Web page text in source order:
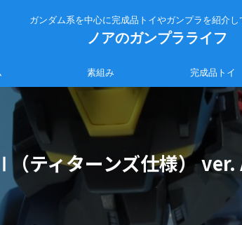
ガンダム系を中心に完成品トイやガンプラを紹介し
ノアのガンプラライフ
素組み 完成品トイ
ティターンズ仕様）